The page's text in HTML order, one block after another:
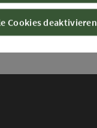
Cookies deaktivieren